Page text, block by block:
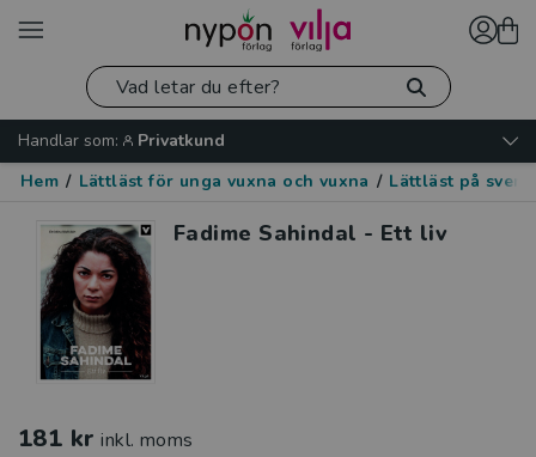
Handlar som:
Privatkund
Hem / Lättläst för unga vuxna och vuxna / Lättläst på
Fadime Sahindal - Ett liv
181 kr inkl. moms